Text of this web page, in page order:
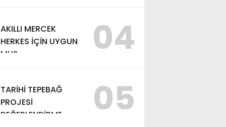
AKILLI MERCEK
HERKES İÇİN UYGUN
MU?
04
TARİHİ TEPEBAĞ
PROJESİ
DEĞERLENDİRME
05